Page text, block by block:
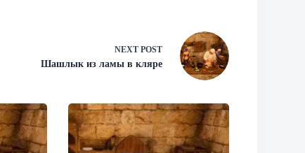
NEXT POST
Шашлык из ламы в кляре